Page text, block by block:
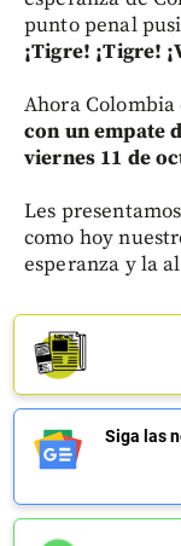
punto penal
¡Tigre! ¡Tigre!
Ahora Colombia
con un empate
viernes 11 de
Les
como hoy
esperanza y la
Siga las